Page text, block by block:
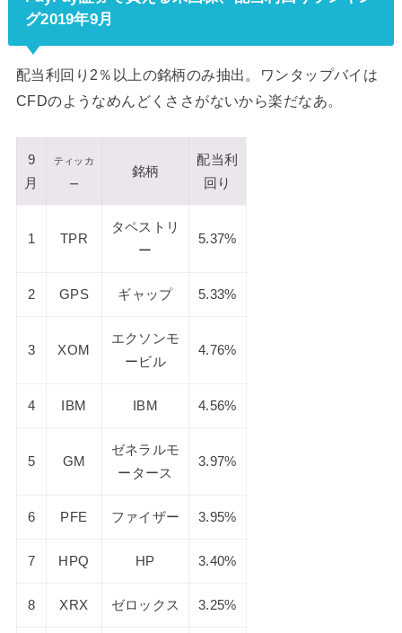
グ2019年9月
配当利回り2％以上の銘柄のみ抽出。ワンタップバイは
CFDのようなめんどくささがないから楽だなあ。
9
月
ティッカ
ー
銘柄
配当利
回り
1 TPR
タペストリ
ー
5.37%
2 GPS ギャップ 5.33%
3 XOM
エクソンモ
ービル
4.76%
4 IBM IBM 4.56%
5 GM
ゼネラルモ
ータース
3.97%
6 PFE ファイザー 3.95%
7 HPQ HP 3.40%
8 XRX ゼロックス 3.25%